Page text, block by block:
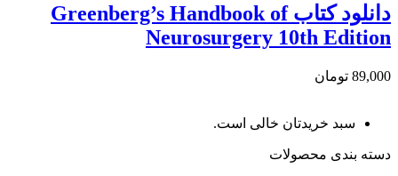
دانلود كتاب Greenberg’s Handbook of
Neurosurgery 10th Edition
89,000 تومان
سبد خریدتان خالی است.
دسته بندی محصولات